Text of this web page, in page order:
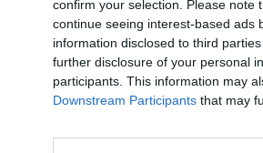
confirm your selection. Please note
continue seeing interest-based ads
information disclosed to third
further disclosure of your personal
participants. This information may
Downstream Participants that may
2024. szeptember 02. 08:14
Csaknem két százalékkal